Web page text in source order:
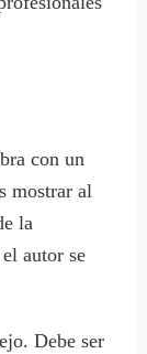
con un
mostrar al
la
autor se
Debe ser